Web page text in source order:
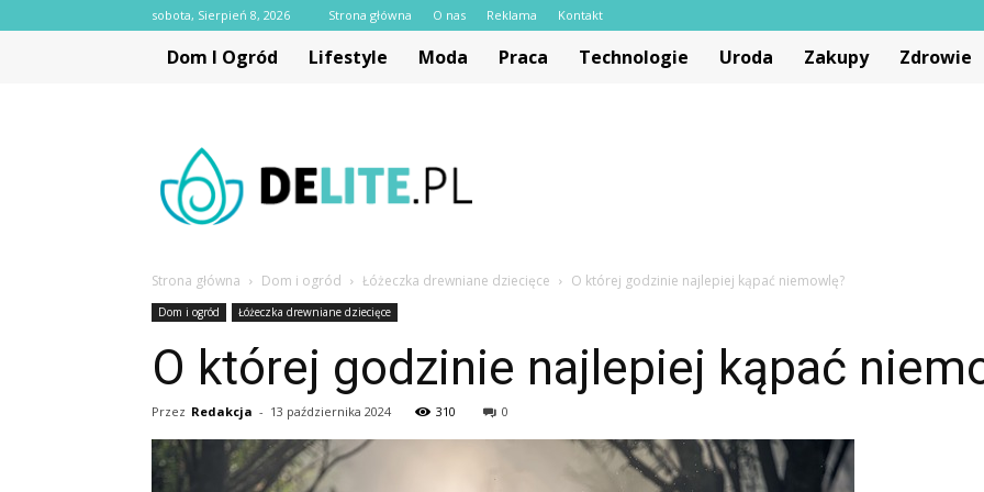
sobota, Sierpień 8, 2026 Strona główna O nas Reklama Kontakt
Dom I Ogród Lifestyle Moda Praca Technologie Uroda Zakupy Zdrowie
Strona główna Dom i ogród Łóżeczka drewniane dziecięce O której godzinie najlepiej kąpać niemowlę?
Dom i ogród Łóżeczka drewniane dziecięce
O której godzinie najlepiej kąpać
Przez Redakcja - 13 października 2024 310 0